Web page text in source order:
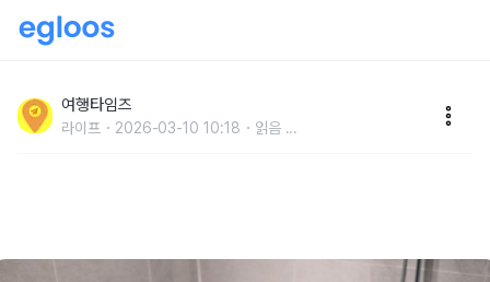
는 우산 방수 코팅을 집에서 복원하는 방법
여행타임즈
라이프 2026-03-10 10:18 읽음 ...